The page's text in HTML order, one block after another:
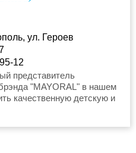
ул. Героев
12
представитель
"MAYORAL" в нашем
качественную детскую и